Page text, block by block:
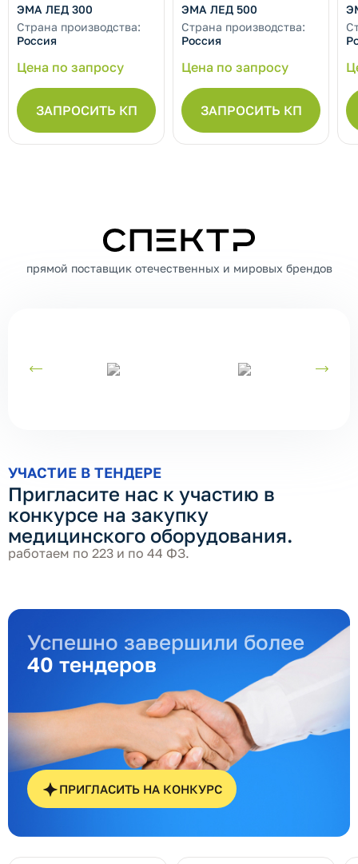
ЭМА ЛЕД 300
Страна производства:
Россия
Цена по запросу
ЗАПРОСИТЬ КП
ЭМА ЛЕД 500
Страна производства:
Россия
Цена по запросу
ЗАПРОСИТЬ КП
СПЕКТР
прямой поставщик отечественных и мировых брендов
УЧАСТИЕ В ТЕНДЕРЕ
Пригласите нас к участию в
конкурсе на закупку
медицинского оборудования.
работаем по 223 и по 44 ФЗ.
Успешно завершили более
40 тендеров
ПРИГЛАСИТЬ НА КОНКУРС